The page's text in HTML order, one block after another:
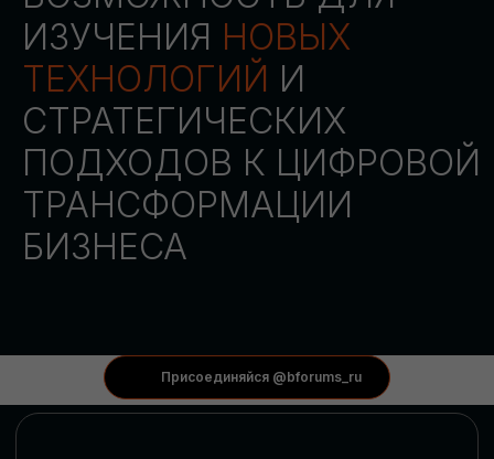
Присоединяйся @bforums_ru
АККРЕДИТАЦИЯ
СМИ
СКАЧАТЬ ПРОГРАММУ
СТАТЬ УЧАСТНИКОМ
ГЛОБАЛЬНАЯ
ЦИФРОВИЗАЦИЯ